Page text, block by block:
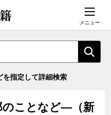
メニュー
指定して詳細検索
ことなど―（新